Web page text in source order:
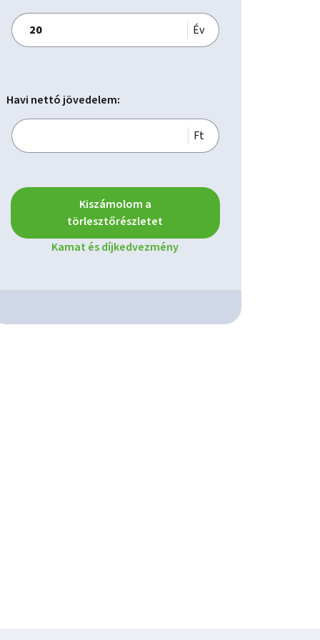
Év
Havi nettó jövedelem:
Ft
Kiszámolom a
törlesztőrészletet
Kamat és díjkedvezmény